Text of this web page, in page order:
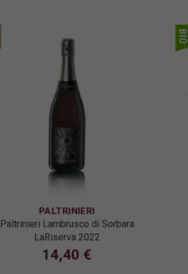
PALTRINIERI
Paltrinieri Lambrusco di Sorbara
LaRiserva 2022
14,40 €